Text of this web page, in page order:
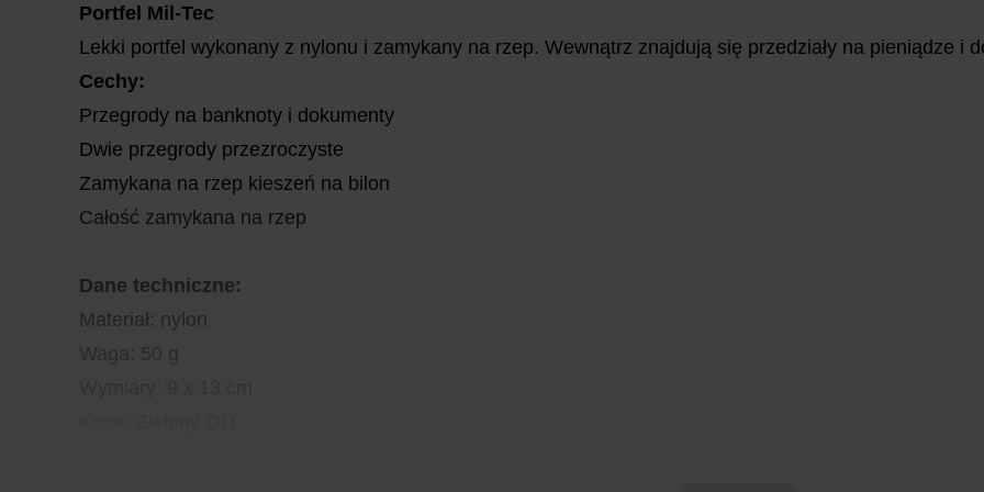
Portfel Mil-Tec
Lekki portfel wykonany z nylonu i zamykany na rzep. Wewnątrz znajdują się przedziały na pieniądze i
Cechy:
Przegrody na banknoty i dokumenty
Dwie przegrody przezroczyste
Zamykana na rzep kieszeń na bilon
Całość zamykana na rzep
Dane techniczne:
Materiał: nylon
Waga: 50 g